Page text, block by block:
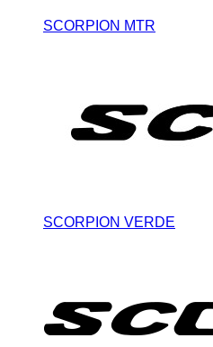
SCORPION MTR
SCORPION VERDE